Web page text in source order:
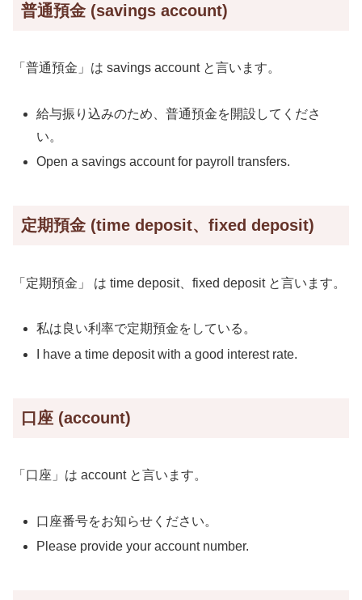
普通預金 (savings account)
「普通預金」は savings account と言います。
給与振り込みのため、普通預金を開設してくださ
い。
Open a savings account for payroll transfers.
定期預金 (time deposit、fixed deposit)
「定期預金」 は time deposit、fixed deposit と言います。
私は良い利率で定期預金をしている。
I have a time deposit with a good interest rate.
口座 (account)
「口座」は account と言います。
口座番号をお知らせください。
Please provide your account number.